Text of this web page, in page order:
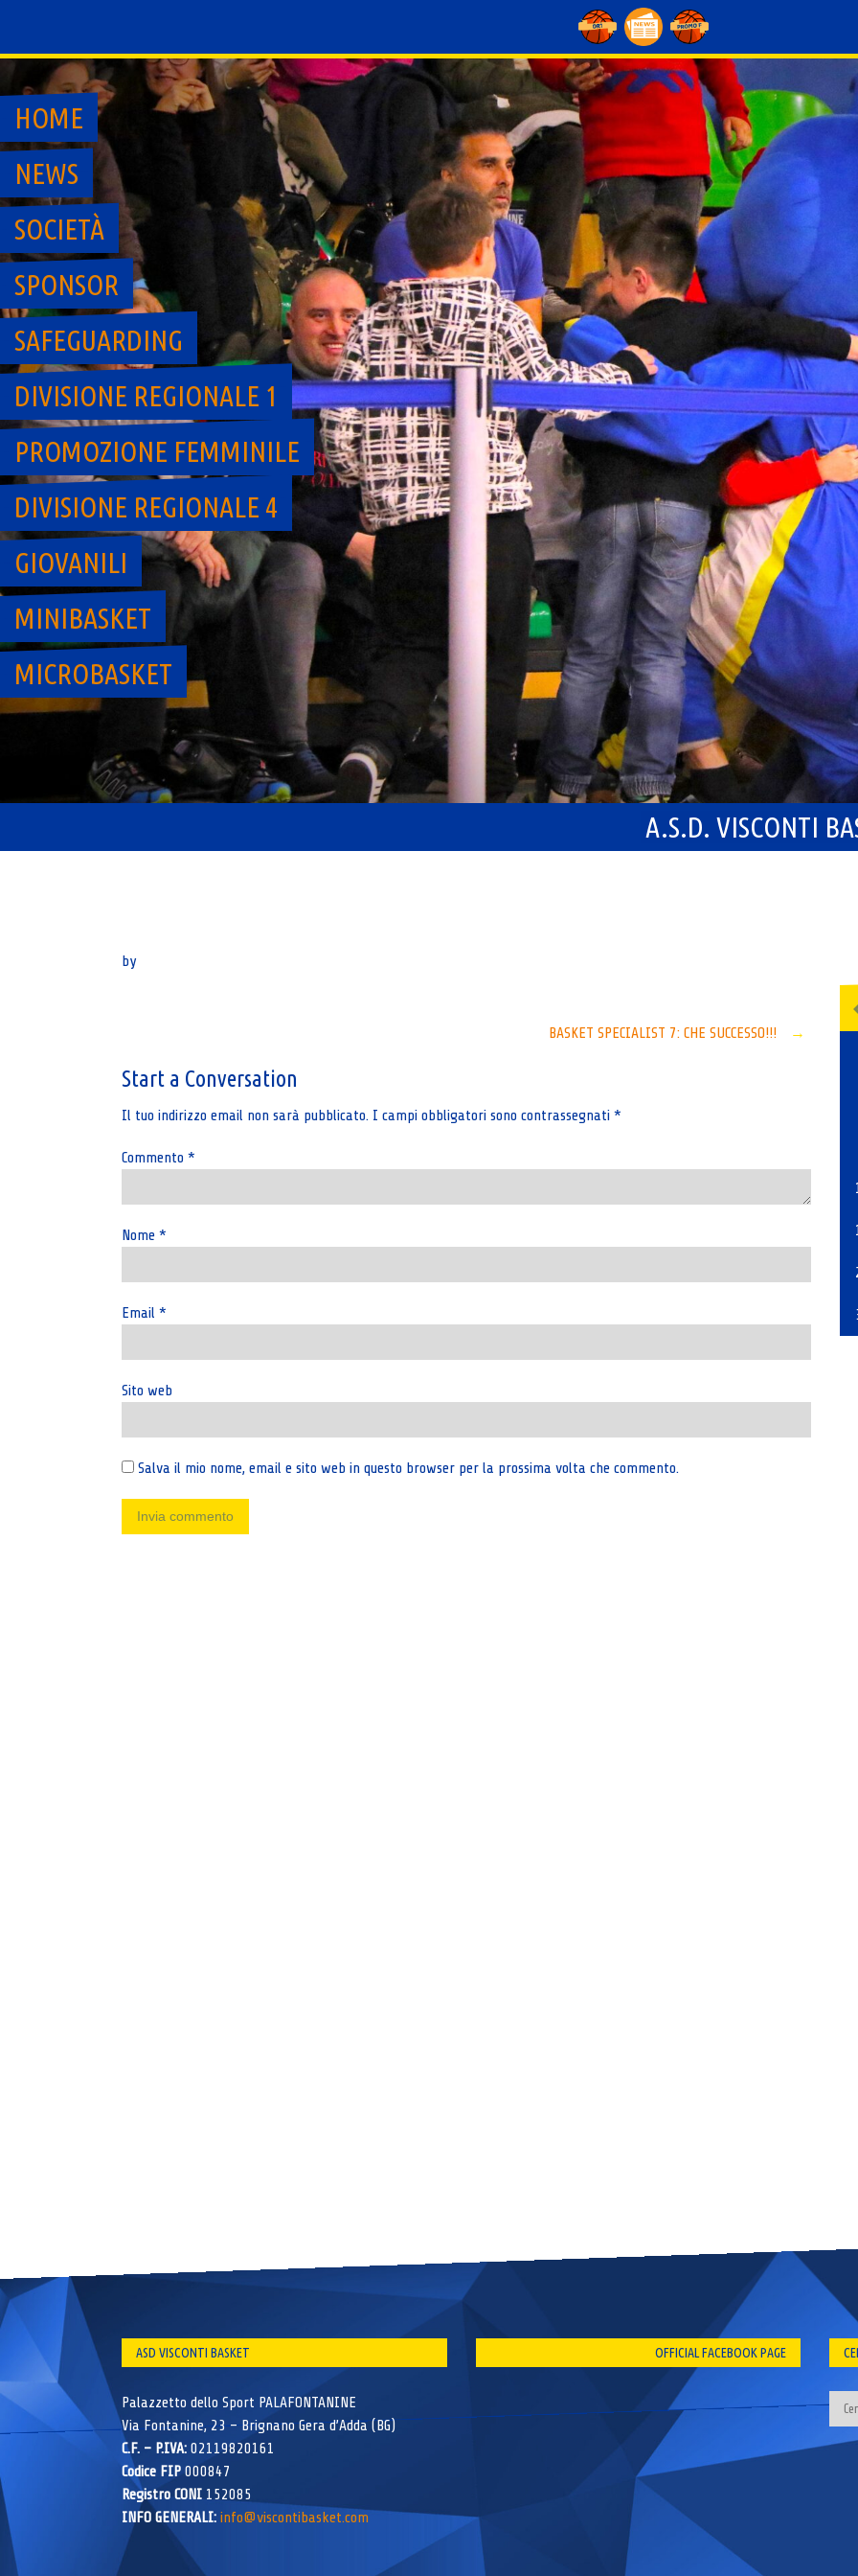
content
A.S.D. VISCONTI
HOME
NEWS
SOCIETÀ
SPONSOR
SAFEGUARDING
DIVISIONE REGIONALE 1
PROMOZIONE FEMMINILE
DIVISIONE REGIONALE 4
GIOVANILI
MINIBASKET
MICROBASKET
by
navigation
BASKET SPECIALIST 7: CHE SUCCESSO!!! →
Start a Conversation
Il tuo indirizzo email non sarà pubblicato. I campi obbligatori sono contrassegnati *
Commento *
Nome *
Email *
Sito web
Salva il mio nome, email e sito web in questo browser per la prossima volta che commento.
ASD VISCONTI BASKET
Palazzetto dello Sport PALAFONTANINE
Via Fontanine, 23 – Brignano Gera d’Adda (BG)
C.F. – P.IVA: 02119820161
Codice FIP 000847
Registro CONI 152085
INFO GENERALI: info@viscontibasket.com
OFFICIAL FACEBOOK PAGE